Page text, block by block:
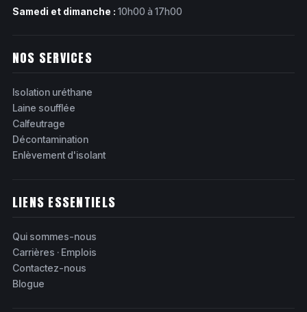
Samedi et dimanche : 10h00 à 17h00
NOS SERVICES
Isolation uréthane
Laine soufflée
Calfeutrage
Décontamination
Enlèvement d'isolant
LIENS ESSENTIELS
Qui sommes-nous
Carrières · Emplois
Contactez-nous
Blogue